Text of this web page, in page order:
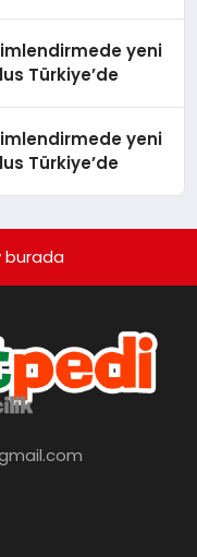
yeni
Türkiye’de
yeni
Türkiye’de
burada